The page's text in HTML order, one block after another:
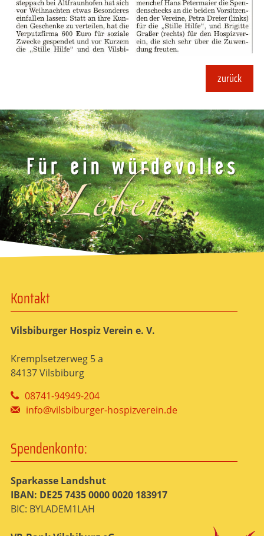
zurück
Kontakt
Vilsbiburger Hospiz Verein e. V.
Kremplsetzerweg 5 a
84137 Vilsbiburg
08741-94949-204
info@vilsbiburger-hospizverein.de
Spendenkonto:
Sparkasse Landshut
IBAN: DE25 7435 0000 0020 183917
BIC: BYLADEM1LAH